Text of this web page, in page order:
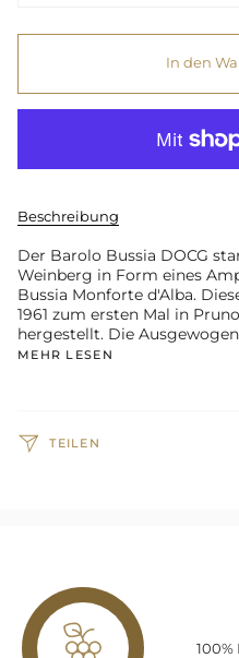
In den
Beschreibung
Der Barolo Bussia DOCG
Weinberg in Form eines
Bussia Monforte d'Alba.
1961 zum ersten Mal in
hergestellt. Die
MEHR LESEN
TEILEN